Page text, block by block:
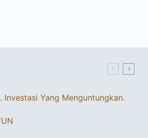
Investasi Yang Menguntungkan.